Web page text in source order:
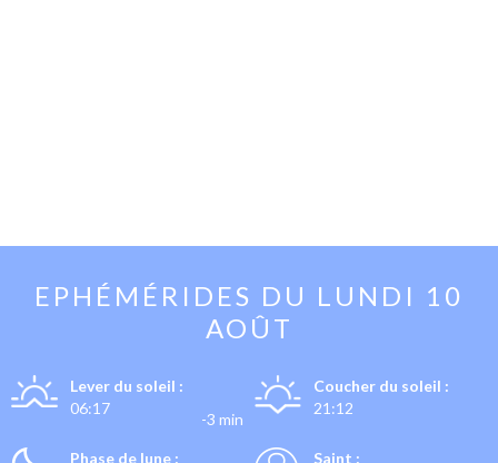
EPHÉMÉRIDES DU LUNDI 10
AOÛT
Lever du soleil :
06:17
-3 min
Coucher du soleil :
21:12
Phase de lune :
Saint :